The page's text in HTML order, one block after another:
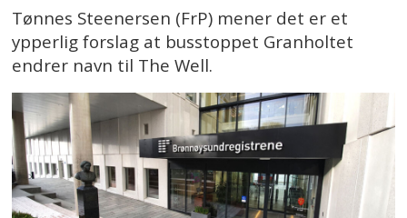
Tønnes Steenersen (FrP) mener det er et
ypperlig forslag at busstoppet Granholtet
endrer navn til The Well.